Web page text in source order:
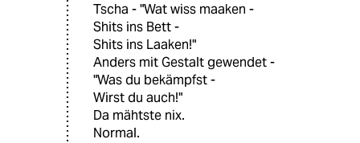
Tscha - "Wat wiss maaken -
Shits ins Bett -
Shits ins Laaken!"
Anders mit Gestalt gewendet -
"Was du bekämpfst -
Wirst du auch!"
Da mähtste nix.
Normal.